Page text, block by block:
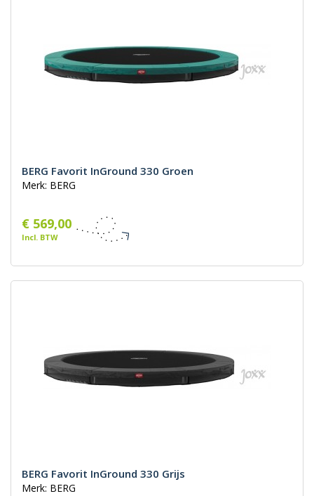
BERG Favorit InGround 330 Groen
Merk: BERG
€ 569,00
Incl. BTW
BERG Favorit InGround 330 Grijs
Merk: BERG